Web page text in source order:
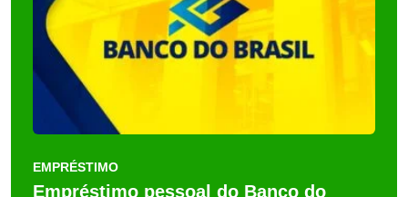
EMPRÉSTIMO
Empréstimo pessoal do Banco do